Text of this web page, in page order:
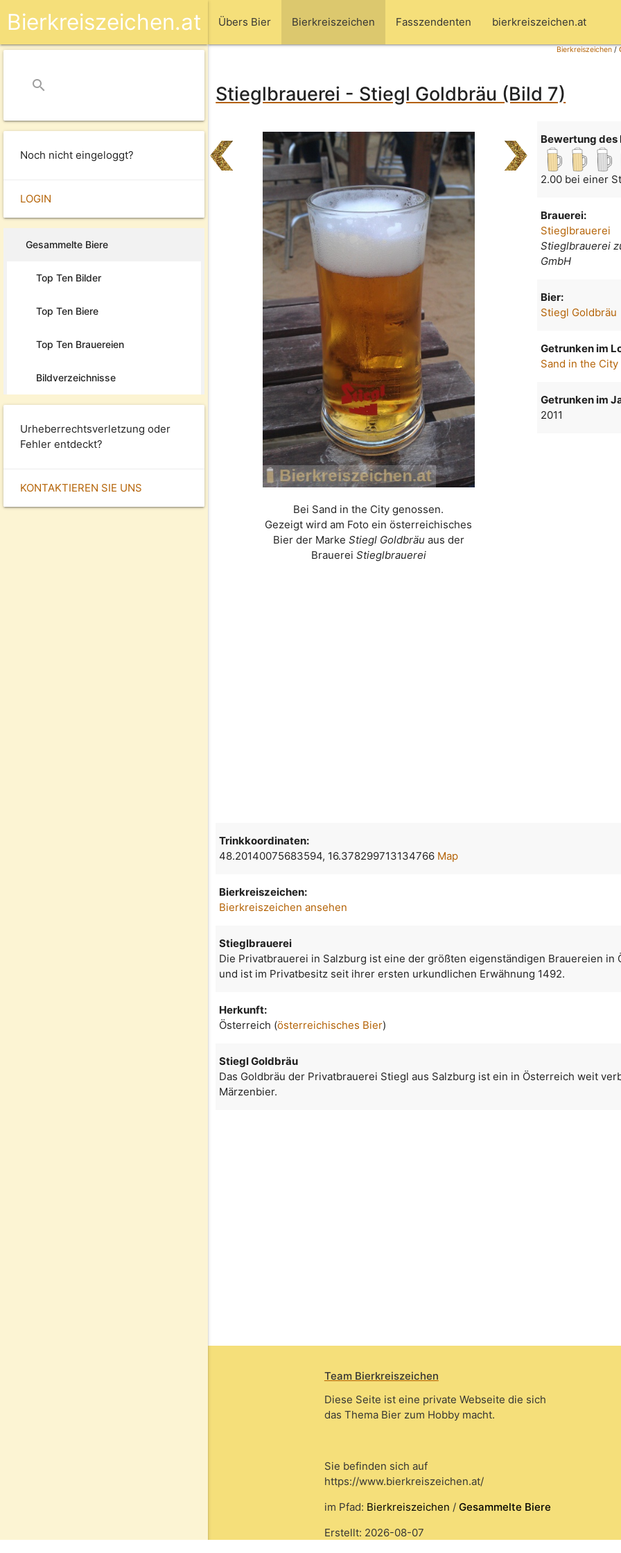
Übers Bier Bierkreiszeichen Fasszendenten bierkreiszeichen.at
Bierkreiszeichen.at
search
Noch nicht eingeloggt?
LOGIN
Gesammelte Biere
Top Ten Bilder
Top Ten Biere
Top Ten Brauereien
Bildverzeichnisse
Urheberrechtsverletzung oder
Fehler entdeckt?
KONTAKTIEREN SIE UNS
Bierkreiszeichen/
Stieglbrauerei - Stiegl Goldbräu (Bild 7)
Bei Sand in the City genossen.
Gezeigt wird am Foto ein österreichisches
Bier der Marke Stiegl Goldbräuaus der
Brauerei Stieglbrauerei
Bewertung des
2.00 bei einer
Brauerei:
Stieglbrauerei
Stieglbrauerei
GmbH
Bier:
Stiegl Goldbräu
Getrunken im
Sand in the City
Getrunken im
2011
Trinkkoordinaten:
48.20140075683594, 16.378299713134766 Map
Bierkreiszeichen:
Bierkreiszeichen ansehen
Stieglbrauerei
Die Privatbrauerei in Salzburg ist eine der größten eigenständigen Brauereien in
und ist im Privatbesitz seit ihrer ersten urkundlichen Erwähnung 1492.
Herkunft:
Österreich (österreichisches Bier)
Stiegl Goldbräu
Das Goldbräu der Privatbrauerei Stiegl aus Salzburg ist ein in Österreich weit
Märzenbier.
Team Bierkreiszeichen
Diese Seite ist eine private Webseite die sich
das Thema Bier zum Hobby macht.
Sie befinden sich auf
https://www.bierkreiszeichen.at/
im Pfad: Bierkreiszeichen / Gesammelte Biere
Erstellt: 2026-08-07